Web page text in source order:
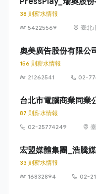
38 則薪水情報
54225569
臺北
奧美廣告股份有限公
156 則薪水情報
21262541
02-
台北市電腦商業同業
87 則薪水情報
02-25774249
宏盟媒體集團_浩騰
33 則薪水情報
16832894
02-